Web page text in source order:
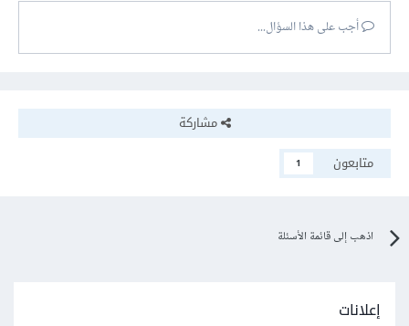
أجب على هذا السؤال...
مشاركة
متابعون
1
اذهب إلى قائمة الأسئلة
إعلانات